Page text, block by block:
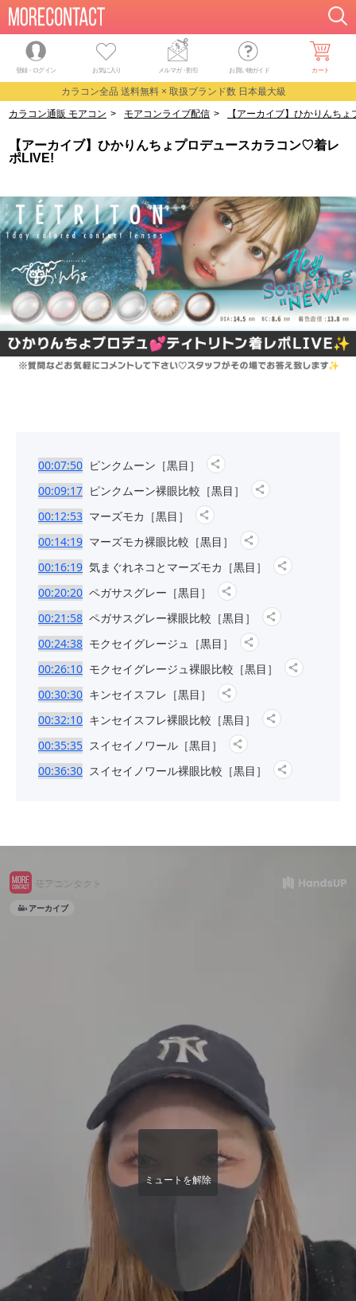
登録・ログイン お気に入り メルマガ・割引 お買い物ガイド カート
カラコン全品 送料無料 × 取扱ブランド数 日本最大級
カラコン通販 モアコン > モアコンライブ配信 > 【アーカイブ】ひかりんち
【アーカイブ】ひかりんちょプロデュースカラコン♡着レ
ポLIVE!
00:07:50 ピンクムーン［黒目］
00:09:17 ピンクムーン裸眼比較［黒目］
00:12:53 マーズモカ［黒目］
00:14:19 マーズモカ裸眼比較［黒目］
00:16:19 気まぐれネコとマーズモカ［黒目］
00:20:20 ペガサスグレー［黒目］
00:21:58 ペガサスグレー裸眼比較［黒目］
00:24:38 モクセイグレージュ［黒目］
00:26:10 モクセイグレージュ裸眼比較［黒目］
00:30:30 キンセイスフレ［黒目］
00:32:10 キンセイスフレ裸眼比較［黒目］
00:35:35 スイセイノワール［黒目］
00:36:30 スイセイノワール裸眼比較［黒目］